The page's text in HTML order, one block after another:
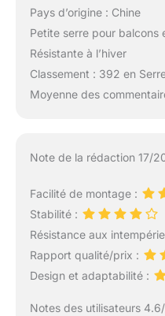
Pays d’origine : Chine
Petite serre pour balcons
Résistante à l’hiver
Classement : 392 en
Moyenne des
Note de la rédaction 17/
Facilité de montage :
Stabilité :
Résistance aux
Rapport qualité/prix :
Design et adaptabilité :
Notes des utilisateurs